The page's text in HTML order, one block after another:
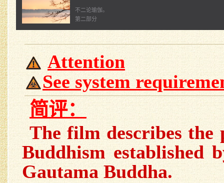
不二论瑜伽。
第二部分
Attention
See system
简评：
The film describes
Buddhism established
Gautama Buddha.